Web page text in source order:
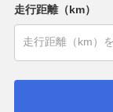
走行距離（km）